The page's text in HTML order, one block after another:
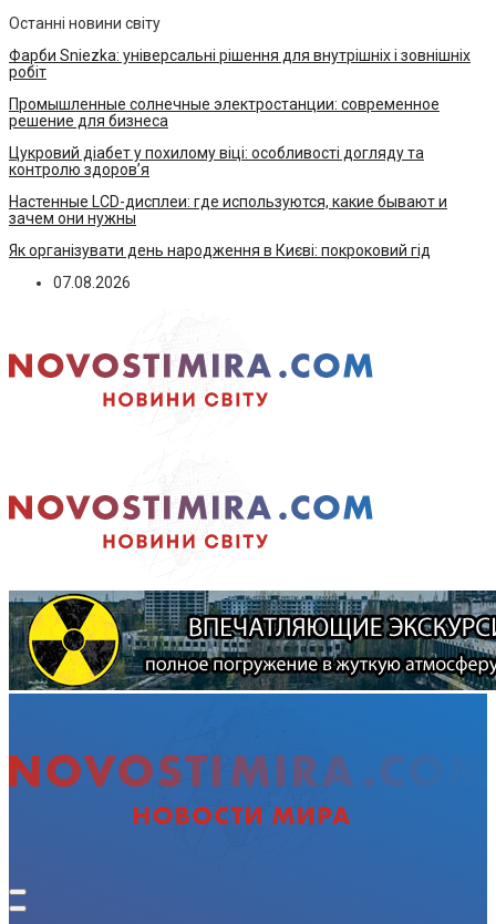
Останні новини світу
Фарби Sniezka: універсальні рішення для внутрішніх і зовнішніх
робіт
Промышленные солнечные электростанции: современное
решение для бизнеса
Цукровий діабет у похилому віці: особливості догляду та
контролю здоров’я
Настенные LCD-дисплеи: где используются, какие бывают и
зачем они нужны
Як організувати день народження в Києві: покроковий гід
07.08.2026